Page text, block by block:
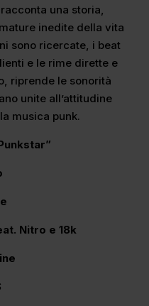
una storia,
inedite della vita
sono ricercate, i beat
e le rime dirette e
riprende le sonorità
unite all’attitudine
musica punk.
Nitro e 18k